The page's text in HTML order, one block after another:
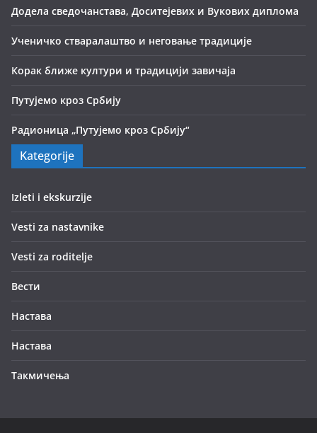
Додела сведочанстава, Доситејевих и Вукових диплома
Ученичко стваралаштво и неговање традиције
Корак ближе култури и традицији завичаја
Путујемо кроз Србију
Радионица „Путујемо кроз Србију“
Kategorije
Izleti i ekskurzije
Vesti za nastavnike
Vesti za roditelje
Вести
Настава
Настава
Такмичења